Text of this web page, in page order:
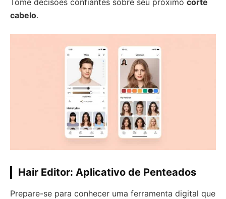
Tome decisões confiantes sobre seu próximo corte
cabelo.
Hair Editor: Aplicativo de Penteados
Prepare-se para conhecer uma ferramenta digital que